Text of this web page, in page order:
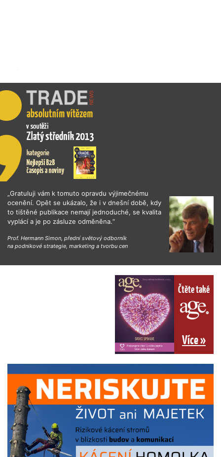
„Gratuluji vám k tomuto opravdu výjimečnému
ocenění. Opět se ukázalo, že i v dnešní době, kdy
to tištěné publikace nemají jednoduché, se kvalita
vyplácí a je po zásluze odměněna.“
Prof. Hermann Simon, přední světový odborník
na podnikové strategie, marketing a tvorbu cen
Čtěte také
Více »